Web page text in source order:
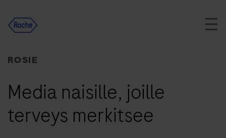
content
ROSIE
Media naisille, joille
terveys merkitsee